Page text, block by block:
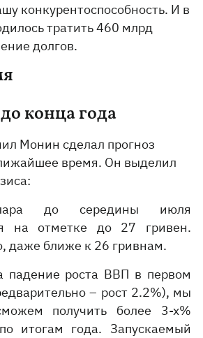
конкурентоспособность. И в
тратить 460 млрд
долгов.
конца года
Монин сделал прогноз
время. Он выделил
до середины июля
на отметке до 27 гривен.
даже ближе к 26 гривнам.
падение роста ВВП в первом
– рост 2.2%), мы
получить более 3-х%
итогам года. Запускаемый